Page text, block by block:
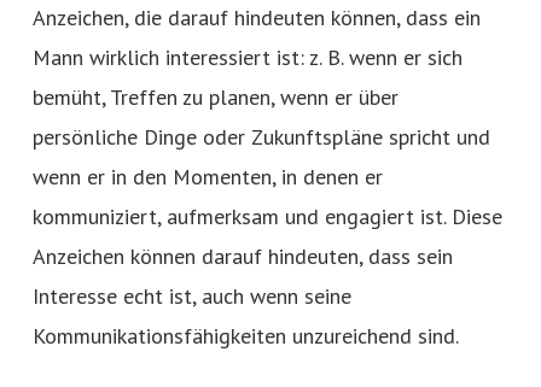
Anzeichen, die darauf hindeuten können, dass ein
Mann wirklich interessiert ist: z. B. wenn er sich
bemüht, Treffen zu planen, wenn er über
persönliche Dinge oder Zukunftspläne spricht und
wenn er in den Momenten, in denen er
kommuniziert, aufmerksam und engagiert ist. Diese
Anzeichen können darauf hindeuten, dass sein
Interesse echt ist, auch wenn seine
Kommunikationsfähigkeiten unzureichend sind.